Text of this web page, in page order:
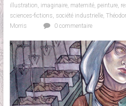
illustration, imaginaire, maternité, peinture,
sciences-fictions, société industrielle,
Morris
0 commentaire